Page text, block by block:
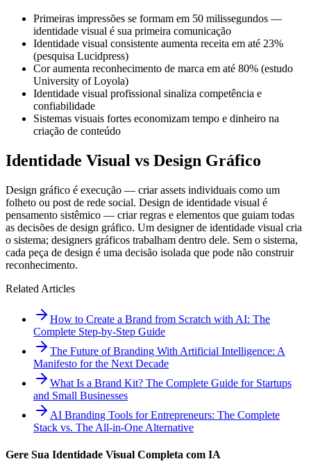
Primeiras impressões se formam em 50 milissegundos —
identidade visual é sua primeira comunicação
Identidade visual consistente aumenta receita em até 23%
(pesquisa Lucidpress)
Cor aumenta reconhecimento de marca em até 80% (estudo
University of Loyola)
Identidade visual profissional sinaliza competência e
confiabilidade
Sistemas visuais fortes economizam tempo e dinheiro na
criação de conteúdo
Identidade Visual vs Design Gráfico
Design gráfico é execução — criar assets individuais como um
folheto ou post de rede social. Design de identidade visual é
pensamento sistêmico — criar regras e elementos que guiam todas
as decisões de design gráfico. Um designer de identidade visual cria
o sistema; designers gráficos trabalham dentro dele. Sem o sistema,
cada peça de design é uma decisão isolada que pode não construir
reconhecimento.
Related Articles
How to Create a Brand from Scratch with AI: The
Complete Step-by-Step Guide
The Future of Branding With Artificial Intelligence: A
Manifesto for the Next Decade
What Is a Brand Kit? The Complete Guide for Startups
and Small Businesses
AI Branding Tools for Entrepreneurs: The Complete
Stack vs. The All-in-One Alternative
Gere Sua Identidade Visual Completa com IA